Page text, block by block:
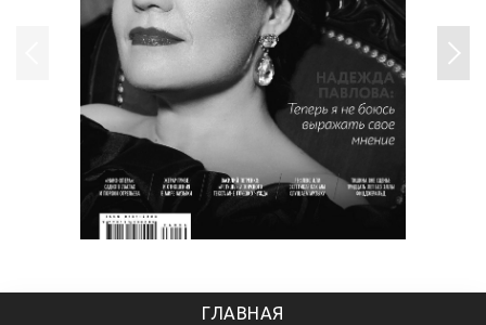
Елена Зинькевич. «Дразнить гусей» по-
прокофьевски:симфонические дебюты В.В. Сильвестрова и
Е.Ф. Станковича
Владимир Рыбин. «Светоносность» искусства С.С.
Прокофьева: опыт философского обоснования
Иосиф Райскин. Мариинский — Дом Прокофьева
Сведения об авторах
ГЛАВНАЯ